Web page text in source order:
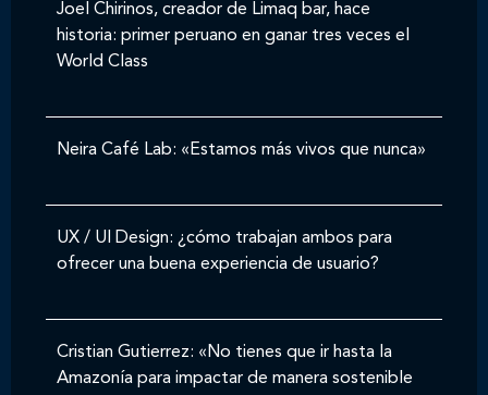
Joel Chirinos, creador de Limaq bar, hace
historia: primer peruano en ganar tres veces el
World Class
Neira Café Lab: «Estamos más vivos que nunca»
UX / UI Design: ¿cómo trabajan ambos para
ofrecer una buena experiencia de usuario?
Cristian Gutierrez: «No tienes que ir hasta la
Amazonía para impactar de manera sostenible